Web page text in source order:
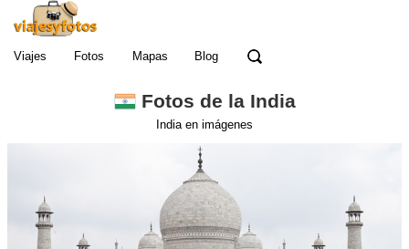
Viajes Fotos Mapas Blog
Fotos de la India
India en imágenes